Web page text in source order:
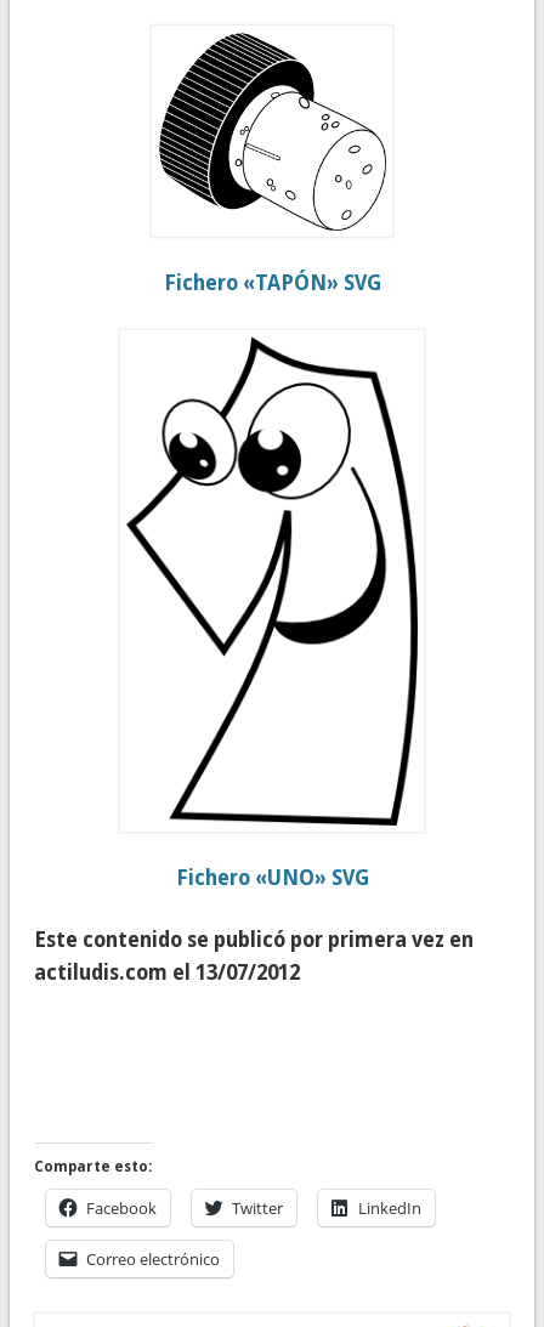
Fichero «TAPÓN» SVG
Fichero «UNO» SVG
Este contenido se publicó por primera vez en
actiludis.com el 13/07/2012
Comparte esto:
Facebook Twitter LinkedIn
Correo electrónico